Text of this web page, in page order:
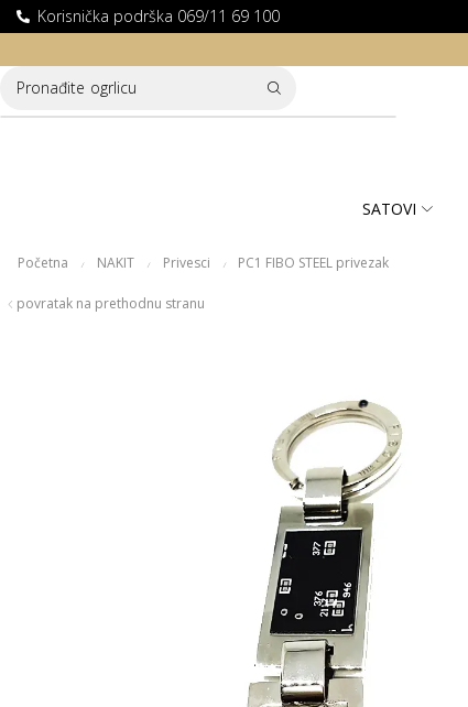
Korisnička podrška 069/11 69 100
DOSTAVA ZA KUPOVINE PREKO 10.000 RSD
Pronađite ogrlicu
SATOVI
Početna / NAKIT / Privesci / PC1 FIBO STEEL privezak
povratak na prethodnu stranu